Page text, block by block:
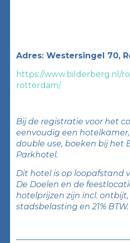
Adres: Westersingel 70,
https://www.bilderberg.nl/
rotterdam/
Bij de registratie voor het
eenvoudig een
double use, boeken bij het
Parkhotel.
Dit hotel is op loopafstand
De Doelen en de
hotelprijzen zijn incl. ontbijt,
stadsbelasting en 21% BTW.